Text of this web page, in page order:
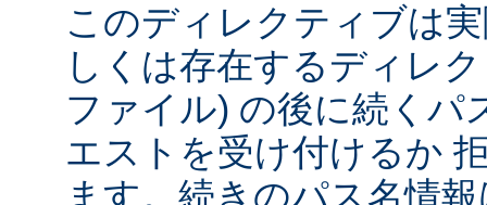
このディレクティブは
しくは存在するディレ
ファイル) の後に続くパ
エストを受け付けるか
ます。続きのパス名情